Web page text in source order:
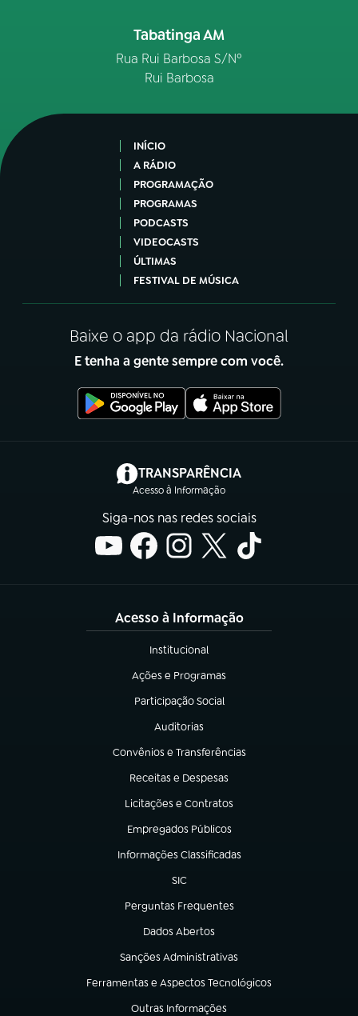
Tabatinga AM
Rua Rui Barbosa S/Nº
Rui Barbosa
INÍCIO
A RÁDIO
PROGRAMAÇÃO
PROGRAMAS
PODCASTS
VIDEOCASTS
ÚLTIMAS
FESTIVAL DE MÚSICA
Baixe o app da rádio Nacional
E tenha a gente sempre com você.
TRANSPARÊNCIA
Acesso à Informação
(abre em nova aba)
Siga-nos nas redes sociais
Acesso à Informação
Institucional
(abre em nova aba)
Ações e Programas
(abre em nova aba)
Participação Social
(abre em nova aba)
Auditorias
(abre em nova aba)
Convênios e Transferências
(abre em nova aba)
Receitas e Despesas
(abre em nova aba)
Licitações e Contratos
(abre em nova aba)
Empregados Públicos
(abre em nova aba)
Informações Classificadas
(abre em nova aba)
SIC
(abre em nova aba)
Perguntas Frequentes
(abre em nova aba)
Dados Abertos
(abre em nova aba)
Sanções Administrativas
(abre em nova aba)
Ferramentas e Aspectos Tecnológicos
(abre em nova aba)
Outras Informações